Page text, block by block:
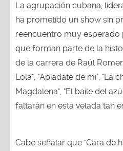
La agrupación cubana,
ha prometido un show sin
reencuentro muy esperado
que forman parte de la
de la carrera de Raúl
Lola", "Apiádate de mí", "La
Magdalena", "El baile del
faltarán en esta velada tan
Cabe señalar que "Cara de